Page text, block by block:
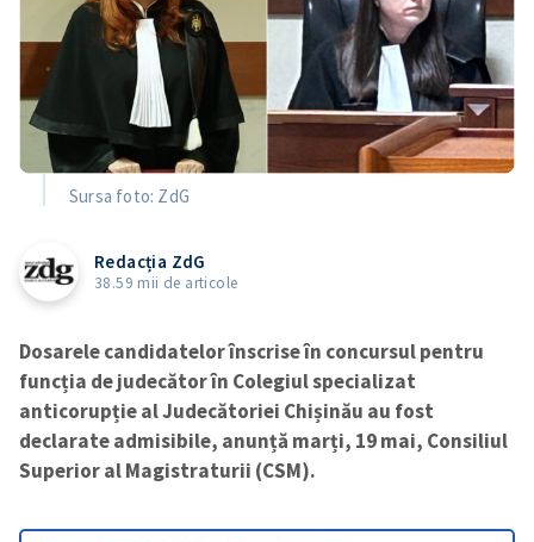
Sursa foto: ZdG
Redacția ZdG
38.59 mii de articole
Dosarele candidatelor înscrise în concursul pentru
funcția de judecător în Colegiul specializat
anticorupție al Judecătoriei Chișinău au fost
declarate admisibile, anunță marți, 19 mai, Consiliul
Superior al Magistraturii (CSM).